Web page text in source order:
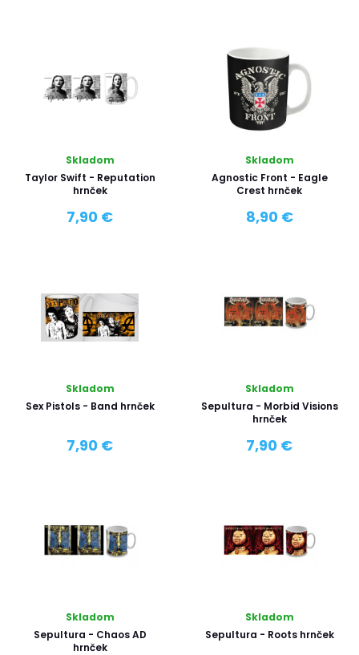
Skladom
Taylor Swift - Reputation
hrnček
7,90 €
Skladom
Agnostic Front - Eagle
Crest hrnček
8,90 €
Skladom
Sex Pistols - Band hrnček
7,90 €
Skladom
Sepultura - Morbid Visions
hrnček
7,90 €
Skladom
Sepultura - Chaos AD
hrnček
Skladom
Sepultura - Roots hrnček